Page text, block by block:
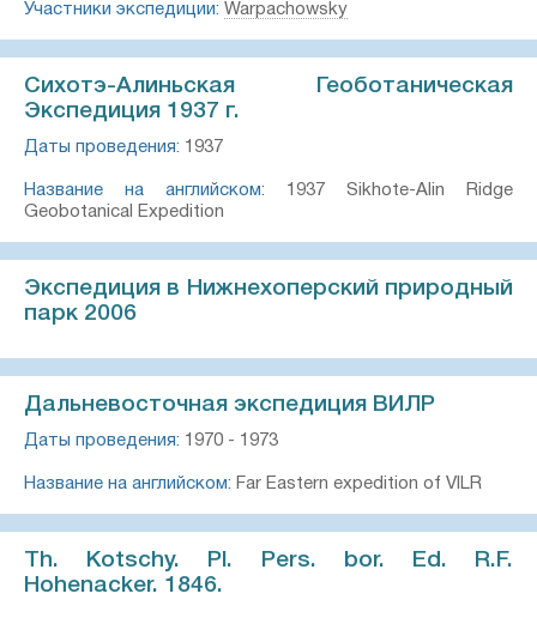
Участники экспедиции: Warpachowsky
Сихотэ-Алиньская Геоботаническая
Экспедиция 1937 г.
Даты проведения: 1937
Название на английском: 1937 Sikhote-Alin Ridge
Geobotanical Expedition
Экспедиция в Нижнехоперский природный
парк 2006
Дальневосточная экспедиция ВИЛР
Даты проведения: 1970 - 1973
Название на английском: Far Eastern expedition of VILR
Th. Kotschy. Pl. Pers. bor. Ed. R.F.
Hohenacker. 1846.